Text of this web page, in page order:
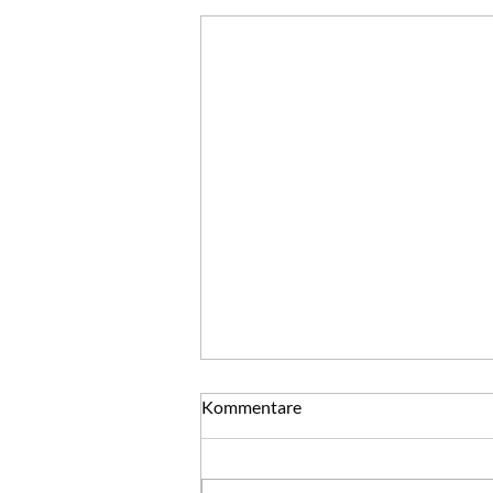
Gute Nachsätze
Gute Vorsätze mögen Sie morgen
Kommentare